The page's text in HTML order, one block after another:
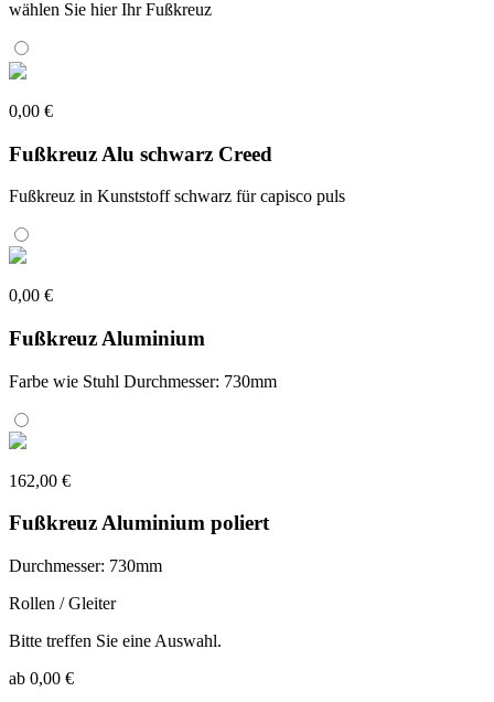
wählen Sie hier Ihr Fußkreuz
0,00 €
Fußkreuz Alu schwarz Creed
Fußkreuz in Kunststoff schwarz für capisco puls
0,00 €
Fußkreuz Aluminium
Farbe wie Stuhl Durchmesser: 730mm
162,00 €
Fußkreuz Aluminium poliert
Durchmesser: 730mm
Rollen / Gleiter
Bitte treffen Sie eine Auswahl.
ab 0,00 €